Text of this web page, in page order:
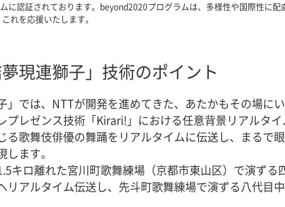
に認証されております。beyond2020プログラムは、多様性や国際性に
れを応援いたします。
現連獅子」技術のポイント
」では、NTTが開発を進めてきた、あたかもその場に
プレゼンス技術「Kirari!」における任意背景リアルタ
る歌舞伎俳優の舞踊をリアルタイムに伝送し、まるで
ます。
キロ離れた宮川町歌舞練場（京都市東山区）で演ずる
リアルタイム伝送し、先斗町歌舞練場で演ずる八代目